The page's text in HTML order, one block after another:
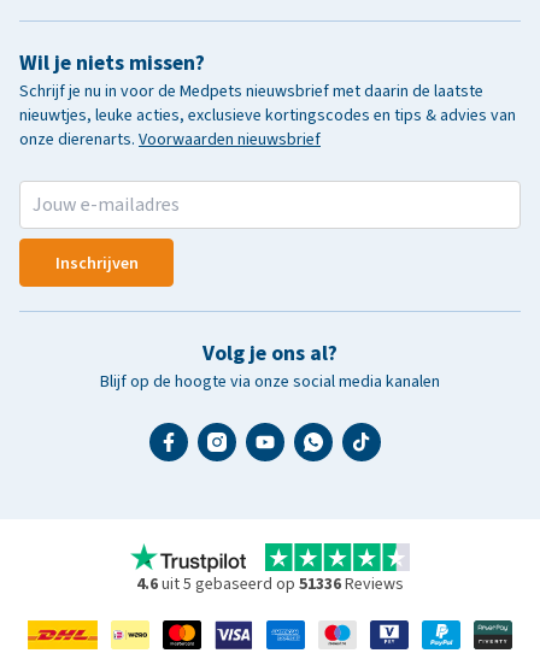
Wil je niets missen?
Schrijf je nu in voor de Medpets nieuwsbrief met daarin de laatste
nieuwtjes, leuke acties, exclusieve kortingscodes en tips & advies van
onze dierenarts. Voorwaarden nieuwsbrief
Inschrijven
Volg je ons al?
Blijf op de hoogte via onze social media kanalen
4.6uit 5 gebaseerd op 51336Reviews